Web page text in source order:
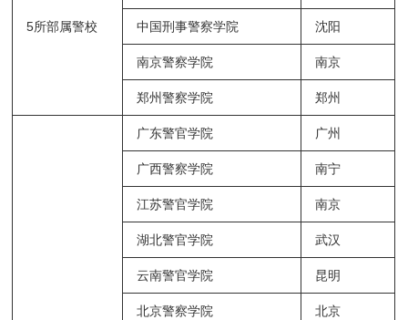
5所部属警校 中国刑事警察学院 沈阳
南京警察学院 南京
郑州警察学院 郑州
广东警官学院 广州
广西警察学院 南宁
江苏警官学院 南京
湖北警官学院 武汉
云南警官学院 昆明
北京警察学院 北京